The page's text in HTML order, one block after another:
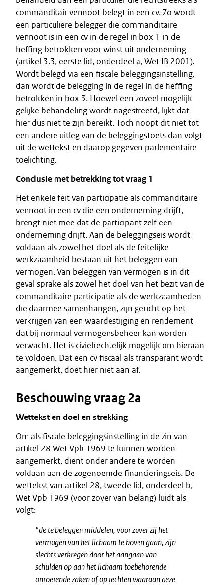
commanditair vennoot belegt in een cv. Zo wordt
een particuliere belegger die commanditaire
vennoot is in een cv in de regel in box 1 in de
heffing betrokken voor winst uit onderneming
(artikel 3.3, eerste lid, onderdeel a, Wet IB 2001).
Wordt belegd via een fiscale beleggingsinstelling,
dan wordt de belegging in de regel in de heffing
betrokken in box 3. Hoewel een zoveel mogelijk
gelijke behandeling wordt nagestreefd, lijkt dat
hier dus niet te zijn bereikt. Toch noopt dit niet tot
een andere uitleg van de beleggingstoets dan volgt
uit de wettekst en daarop gegeven parlementaire
toelichting.
Conclusie met betrekking tot vraag 1
Het enkele feit van participatie als commanditaire
vennoot in een cv die een onderneming drijft,
brengt niet mee dat de participant zelf een
onderneming drijft. Aan de beleggingseis wordt
voldaan als zowel het doel als de feitelijke
werkzaamheid bestaan uit het beleggen van
vermogen. Van beleggen van vermogen is in dit
geval sprake als zowel het doel van het bezit van de
commanditaire participatie als de werkzaamheden
die daarmee samenhangen, zijn gericht op het
verkrijgen van een waardestijging en rendement
dat bij normaal vermogensbeheer kan worden
verwacht. Het is civielrechtelijk mogelijk om hieraan
te voldoen. Dat een cv fiscaal als transparant wordt
aangemerkt, doet hier niet aan af.
Beschouwing vraag 2a
Wettekst en doel en strekking
Om als fiscale beleggingsinstelling in de zin van
artikel 28 Wet Vpb 1969 te kunnen worden
aangemerkt, dient onder andere te worden
voldaan aan de zogenoemde financieringseis. De
wettekst van artikel 28, tweede lid, onderdeel b,
Wet Vpb 1969 (voor zover van belang) luidt als
volgt:
“de te beleggen middelen, voor zover zij het
vermogen van het lichaam te boven gaan, zijn
slechts verkregen door het aangaan van
schulden op aan het lichaam toebehorende
onroerende zaken of op rechten waaraan deze